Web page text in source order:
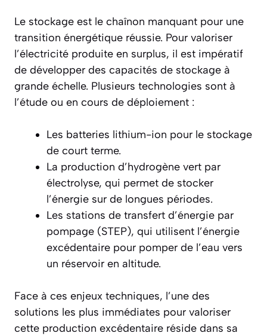
Le stockage est le chaînon manquant pour une
transition énergétique réussie. Pour valoriser
l’électricité produite en surplus, il est impératif
de développer des capacités de stockage à
grande échelle. Plusieurs technologies sont à
l’étude ou en cours de déploiement :
Les batteries lithium-ion pour le stockage
de court terme.
La production d’hydrogène vert par
électrolyse, qui permet de stocker
l’énergie sur de longues périodes.
Les stations de transfert d’énergie par
pompage (STEP), qui utilisent l’énergie
excédentaire pour pomper de l’eau vers
un réservoir en altitude.
Face à ces enjeux techniques, l’une des
solutions les plus immédiates pour valoriser
cette production excédentaire réside dans sa